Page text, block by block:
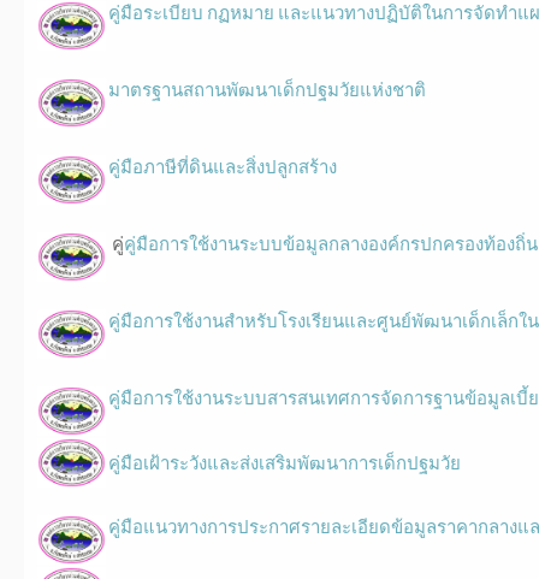
คู่มือระเบียบ กฏหมาย และแนวทางปฏิบัติในการจัดทำ
มาตรฐานสถานพัฒนาเด็กปฐมวัยแห่งชาติ
คู่มือภาษีที่ดินและสิ่งปลูกสร้าง
คู่คู่มือการใช้งานระบบข้อมูลกลางองค์กรปกครองท้องถิ่
คู่มือการใช้งานสำหรับโรงเรียนและศูนย์พัฒนาเด็กเล็ก
คู่มือการใช้งานระบบสารสนเทศการจัดการฐานข้อมูลเ
คู่มือเฝ้าระวังและส่งเสริมพัฒนาการเด็กปฐมวัย
คู่มือแนวทางการประกาศรายละเอียดข้อมูลราคากลาง